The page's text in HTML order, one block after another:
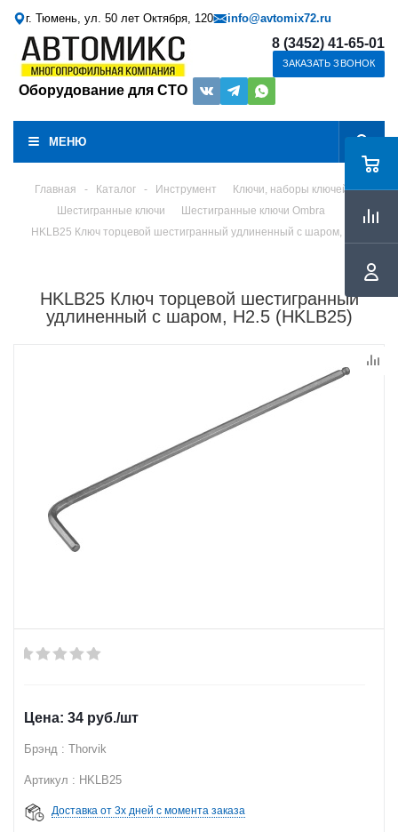
г. Тюмень, ул. 50 лет Октября, 120 info@avtomix72.ru
Оборудование для СТО
8 (3452) 41-65-01
ЗАКАЗАТЬ ЗВОНОК
МЕНЮ
Главная - Каталог - Инструмент
Ключи, наборы ключей
Шестигранные ключи
Шестигранные ключи Ombra
HKLB25 Ключ торцевой шестигранный удлиненный с шаром, H2.5
HKLB25 Ключ торцевой шестигранный
удлиненный с шаром, H2.5 (HKLB25)
34 руб./шт
Брэнд : Thorvik
Артикул : HKLB25
Доставка от 3х дней с момента заказа